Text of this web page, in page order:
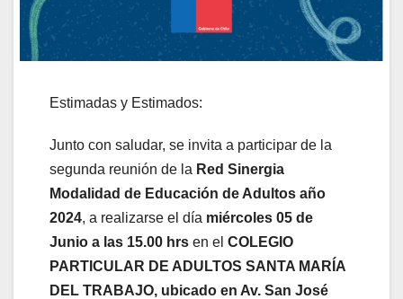
Estimadas y Estimados:
Junto con saludar, se invita a participar de la
segunda reunión de la Red Sinergia
Modalidad de Educación de Adultos año
2024, a realizarse el día miércoles 05 de
Junio a las 15.00 hrs en el COLEGIO
PARTICULAR DE ADULTOS SANTA MARÍA
DEL TRABAJO, ubicado en Av. San José